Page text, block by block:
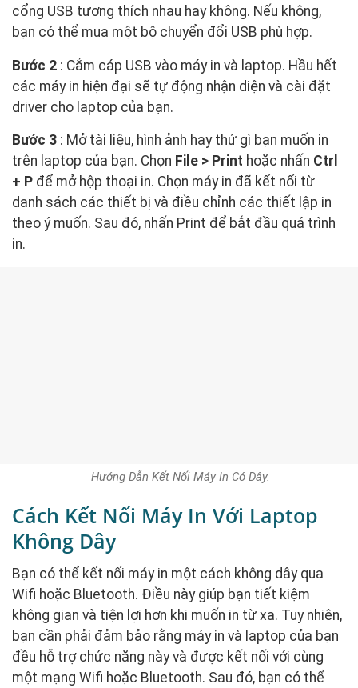
cổng USB tương thích nhau hay không. Nếu không,
bạn có thể mua một bộ chuyển đổi USB phù hợp.
Bước 2 : Cắm cáp USB vào máy in và laptop. Hầu hết
các máy in hiện đại sẽ tự động nhận diện và cài đặt
driver cho laptop của bạn.
Bước 3 : Mở tài liệu, hình ảnh hay thứ gì bạn muốn in
trên laptop của bạn. Chọn File > Print hoặc nhấn Ctrl
+ P để mở hộp thoại in. Chọn máy in đã kết nối từ
danh sách các thiết bị và điều chỉnh các thiết lập in
theo ý muốn. Sau đó, nhấn Print để bắt đầu quá trình
in.
Hướng Dẫn Kết Nối Máy In Có Dây.
Cách Kết Nối Máy In Với Laptop
Không Dây
Bạn có thể kết nối máy in một cách không dây qua
Wifi hoặc Bluetooth. Điều này giúp bạn tiết kiệm
không gian và tiện lợi hơn khi muốn in từ xa. Tuy nhiên,
bạn cần phải đảm bảo rằng máy in và laptop của bạn
đều hỗ trợ chức năng này và được kết nối với cùng
một mạng Wifi hoặc Bluetooth. Sau đó, bạn có thể